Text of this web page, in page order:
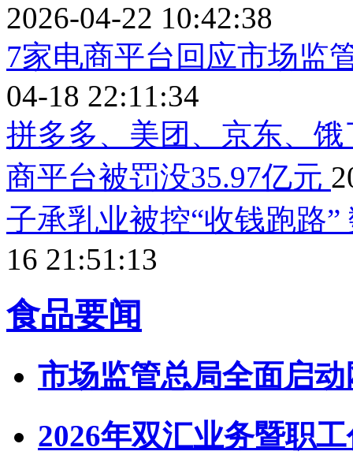
2026-04-22 10:42:38
7家电商平台回应市场监
04-18 22:11:34
拼多多、美团、京东、
商平台被罚没35.97亿元
子承乳业被控“收钱跑路
16 21:51:13
食品要闻
市场监管总局全面启
2026年双汇业务暨职